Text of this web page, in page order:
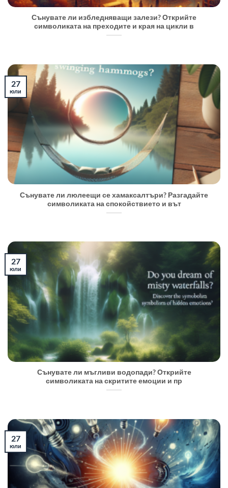
Сънувате ли избледняващи залези? Открийте
символиката на преходите и края на цикли в
Сънувате ли люлеещи се хамаксалтъри? Разгадайте
символиката на спокойствието и вът
27
юли
Сънувате ли мъгливи водопади? Открийте
символиката на скритите емоции и пр
27
юли
27
юли